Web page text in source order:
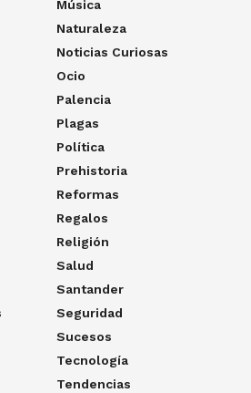
Música
Naturaleza
Noticias Curiosas
Ocio
Palencia
Plagas
Política
Prehistoria
Reformas
Regalos
Religión
Salud
Santander
Seguridad
Sucesos
Tecnología
Tendencias